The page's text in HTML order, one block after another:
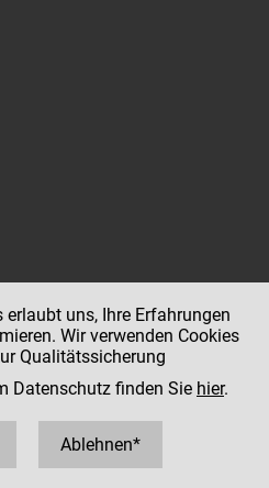
(für Mitarbeiter:innen)
erlaubt uns, Ihre Erfahrungen
Wir verwenden Cookies
Qualitätssicherung
Datenschutz finden Sie hier.
Ablehnen*